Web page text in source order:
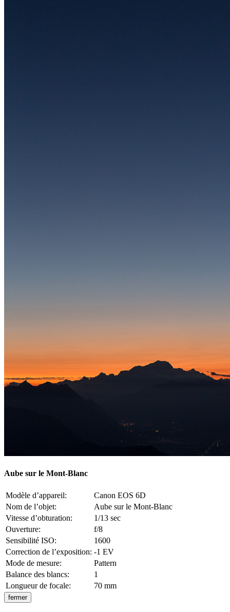
Aube sur le Mont-Blanc
Modèle d’appareil:
Canon EOS 6D
Nom de l’objet:
Aube sur le Mont-Blanc
Vitesse d’obturation:
1/13 sec
Ouverture:
f/8
Sensibilité ISO:
1600
Correction de l’exposition: -1 EV
Mode de mesure:
Pattern
Balance des blancs:
1
Longueur de focale:
70 mm
fermer